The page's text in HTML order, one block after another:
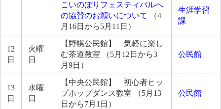
こいのぼりフェスティバルへ
の協賛のお願いについて
（4
月16日から5月11日）
生涯学習
課
12
日
火曜
日
【野幌公民館】 気軽に楽し
む茶道教室 （5月12日から3
月9日）
公民館
13
日
水曜
日
【中央公民館】 初心者ヒッ
プホップダンス教室 （5月13
日から7月1日）
公民館